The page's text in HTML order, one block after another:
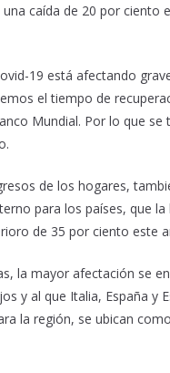
caída de 20 por ciento
19 está afectando
el tiempo de
Mundial. Por lo que
de los hogares,
para los países, que
de 35 por ciento este
la mayor afectación se
y al que Italia, España y
la región, se ubican